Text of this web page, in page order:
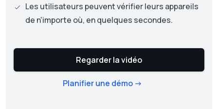
Les utilisateurs peuvent vérifier leurs appareils
de n'importe où, en quelques secondes.
Regarder la vidéo
Planifier une démo ->